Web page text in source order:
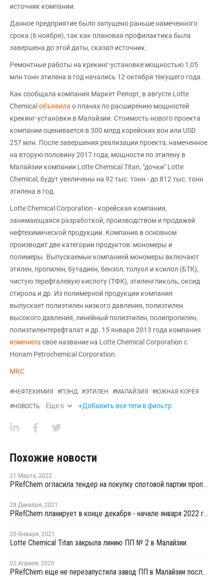
источник компании.
Данное предприятие было запущено раньше намеченного
срока (6 ноября), так как плановая профилактика была
завершена до этой даты, сказал источник.
Ремонтные работы на крекинг-установке мощностью 1,05
млн тонн этилена в год начались 12 октября текущего года.
Как сообщала компания Маркет Репорт, в августе Lotte
Chemical объявила о планах по расширению мощностей
крекинг-установки в Малайзии. Стоимость нового проекта
компании оценивается в 300 млрд корейских вон или USD
257 млн. После завершения реализации проекта, намеченное
на вторую половину 2017 года, мощности по этилену в
Малайзии компании Lotte Chemical Titan, "дочки" Lotte
Chemical, будут увеличены на 92 тыс. тонн - до 812 тыс. тонн
этилена в год.
Lotte Chemical Corporation - корейская компания,
занимающаяся разработкой, производством и продажей
нефтехимической продукции. Компания в основном
производит две категории продуктов: мономеры и
полимеры. Выпускаемые компанией мономеры включают
этилен, пропилен, бутадиен, бензол, толуол и ксилол (БТК),
чистую терефталевую кислоту (ТФК), этиленгликоль, оксид
стирола и др. Из полимерной продукции компания
выпускает полиэтилен низкого давления, полиэтилен
высокого давления, линейный полиэтилен, полипропилен,
полиэтилентерефталат и др. 15 января 2013 года компания
изменила свое название на Lotte Chemical Corporation с
Honam Petrochemical Corporation.
MRC
#НЕФТЕХИМИЯ #ПЭНД #ЭТИЛЕН #МАЛАЙЗИЯ #ЮЖНАЯ КОРЕЯ
#НОВОСТЬ Еще 6 +Добавить все теги в фильтр
Похожие новости
21 Марта, 2022
PRefChem огласила тендер на покупку спотовой партии пропилена с поставкой в середине апреля
28 Декабря, 2021
PRefChem планирует в конце декабря - начале января 2022 года перезапустить установку пропилена в Малайзии
20 Января, 2021
Lotte Chemical Titan закрыла линию ПП № 2 в Малайзии
02 Апреля, 2020
PRefChem еще не перезапустила завод ПП в Малайзии после пожара